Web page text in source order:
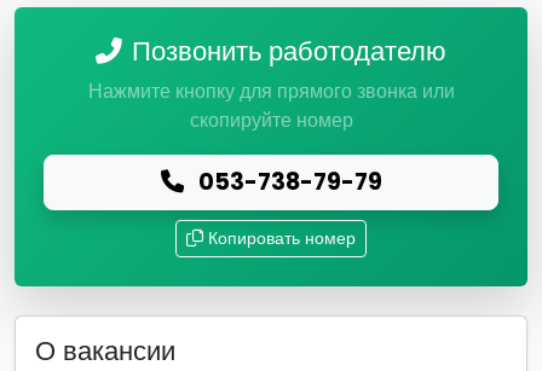
Позвонить работодателю
Нажмите кнопку для прямого звонка или
скопируйте номер
053-738-79-79
Копировать номер
О вакансии